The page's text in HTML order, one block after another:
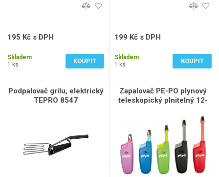
195 Kč s DPH
Skladem
1 ks
KOUPIT
199 Kč s DPH
Skladem
1 ks
KOUPIT
Podpalovač grilu, elektrický
TEPRO 8547
Zapalovač PE-PO plynový
teleskopický plnitelný 12-